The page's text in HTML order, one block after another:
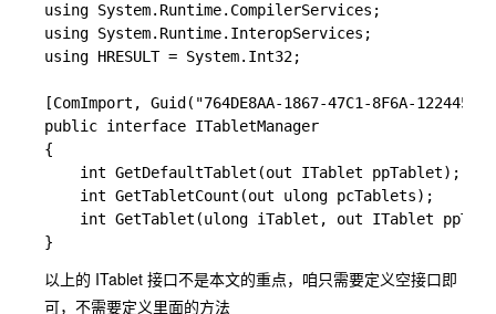
using System.Runtime.CompilerServices;
using System.Runtime.InteropServices;
using HRESULT = System.Int32;
[ComImport, Guid("764DE8AA-1867-47C1-8F6A-
public interface ITabletManager
{
    int GetDefaultTablet(out ITablet ppTablet);
    int GetTabletCount(out ulong pcTablets);
int GetTablet(ulong iTablet, out ITablet
以上的 ITablet 接口不是本文的重点，咱只需要定义空接口即
可，不需要定义里面的方法